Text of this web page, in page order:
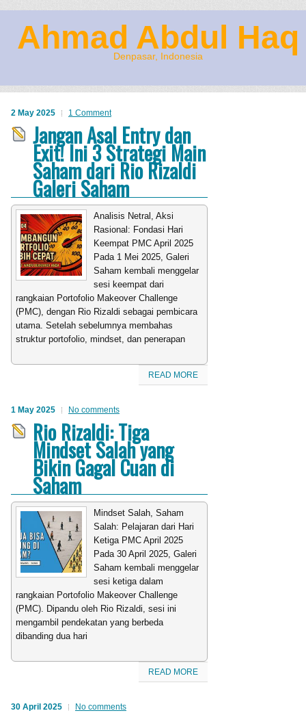
Ahmad Abdul Haq
Denpasar, Indonesia
2 May 2025 1 Comment
Jangan Asal Entry dan
Exit! Ini 3 Strategi Main
Saham dari Rio Rizaldi
Galeri Saham
Analisis Netral, Aksi
Rasional: Fondasi Hari
Keempat PMC April 2025
Pada 1 Mei 2025, Galeri
Saham kembali menggelar
sesi keempat dari
rangkaian Portofolio Makeover Challenge
(PMC), dengan Rio Rizaldi sebagai pembicara
utama. Setelah sebelumnya membahas
struktur portofolio, mindset, dan penerapan
READ MORE
1 May 2025 No comments
Rio Rizaldi: Tiga
Mindset Salah yang
Bikin Gagal Cuan di
Saham
Mindset Salah, Saham
Salah: Pelajaran dari Hari
Ketiga PMC April 2025
Pada 30 April 2025, Galeri
Saham kembali menggelar
sesi ketiga dalam
rangkaian Portofolio Makeover Challenge
(PMC). Dipandu oleh Rio Rizaldi, sesi ini
mengambil pendekatan yang berbeda
dibanding dua hari
READ MORE
30 April 2025 No comments